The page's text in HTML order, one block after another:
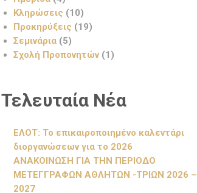
Κληρώσεις (10)
Προκηρύξεις (19)
Σεμινάρια (5)
Σχολή Προπονητών (1)
Τελευταία Νέα
ΕΛΟΤ: Το επικαιροποιημένο καλεντάρι
διοργανώσεων για το 2026
ΑΝΑΚΟΙΝΩΣΗ ΓΙΑ ΤΗΝ ΠΕΡΙΟΔΟ
ΜΕΤΕΓΓΡΑΦΩΝ ΑΘΛΗΤΩΝ -ΤΡΙΩΝ 2026 –
2027